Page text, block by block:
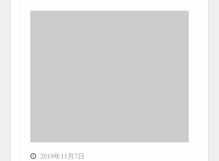
2019年11月7日